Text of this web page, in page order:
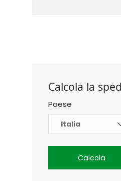
Calcola la
Paese
Calcola